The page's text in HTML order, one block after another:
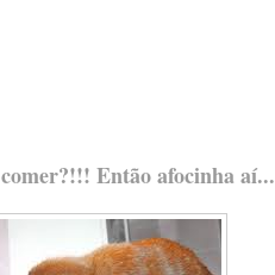
Então afocinha aí...